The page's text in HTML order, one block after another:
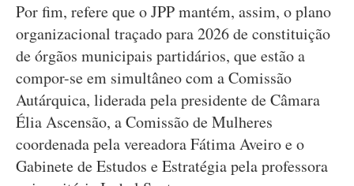
Por fim, refere que o JPP mantém, assim, o plano
organizacional traçado para 2026 de constituição
de órgãos municipais partidários, que estão a
compor-se em simultâneo com a Comissão
Autárquica, liderada pela presidente de Câmara
Élia Ascensão, a Comissão de Mulheres
coordenada pela vereadora Fátima Aveiro e o
Gabinete de Estudos e Estratégia pela professora